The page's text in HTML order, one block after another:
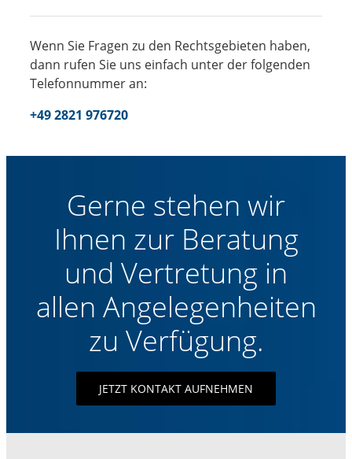
Wenn Sie Fragen zu den Rechtsgebieten haben,
dann rufen Sie uns einfach unter der folgenden
Telefonnummer an:
+49 2821 976720
Gerne stehen wir
Ihnen zur Beratung
und Vertretung in
allen Angelegenheiten
zu Verfügung.
JETZT KONTAKT AUFNEHMEN